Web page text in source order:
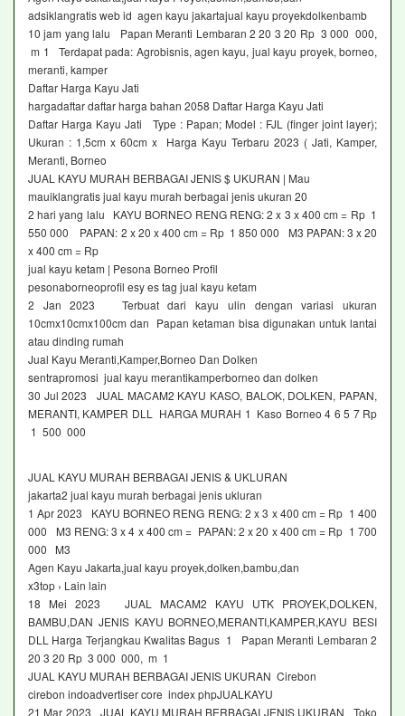
adsiklangratis web id agen kayu jakartajual kayu proyekdolkenbamb
10 jam yang lalu Papan Meranti Lembaran 2 20 3 20 Rp 3 000 000,
m 1 Terdapat pada: Agrobisnis, agen kayu, jual kayu proyek, borneo,
meranti, kamper
Daftar Harga Kayu Jati
hargadaftar daftar harga bahan 2058 Daftar Harga Kayu Jati
Daftar Harga Kayu Jati Type : Papan; Model : FJL (finger joint layer);
Ukuran : 1,5cm x 60cm x Harga Kayu Terbaru 2023 ( Jati, Kamper,
Meranti, Borneo
JUAL KAYU MURAH BERBAGAI JENIS $ UKURAN | Mau
mauiklangratis jual kayu murah berbagai jenis ukuran 20
2 hari yang lalu KAYU BORNEO RENG RENG: 2 x 3 x 400 cm = Rp 1
550 000 PAPAN: 2 x 20 x 400 cm = Rp 1 850 000 M3 PAPAN: 3 x 20
x 400 cm = Rp
jual kayu ketam | Pesona Borneo Profil
pesonaborneoprofil esy es tag jual kayu ketam
2 Jan 2023 Terbuat dari kayu ulin dengan variasi ukuran
10cmx10cmx100cm dan Papan ketaman bisa digunakan untuk lantai
atau dinding rumah
Jual Kayu Meranti,Kamper,Borneo Dan Dolken
sentrapromosi jual kayu merantikamperborneo dan dolken
30 Jul 2023 JUAL MACAM2 KAYU KASO, BALOK, DOLKEN, PAPAN,
MERANTI, KAMPER DLL HARGA MURAH 1 Kaso Borneo 4 6 5 7 Rp
1 500 000
JUAL KAYU MURAH BERBAGAI JENIS & UKLURAN
jakarta2 jual kayu murah berbagai jenis ukluran
1 Apr 2023 KAYU BORNEO RENG RENG: 2 x 3 x 400 cm = Rp 1 400
000 M3 RENG: 3 x 4 x 400 cm = PAPAN: 2 x 20 x 400 cm = Rp 1 700
000 M3
Agen Kayu Jakarta,jual kayu proyek,dolken,bambu,dan
x3top › Lain lain
18 Mei 2023 JUAL MACAM2 KAYU UTK PROYEK,DOLKEN,
BAMBU,DAN JENIS KAYU BORNEO,MERANTI,KAMPER,KAYU BESI
DLL Harga Terjangkau Kwalitas Bagus 1 Papan Meranti Lembaran 2
20 3 20 Rp 3 000 000, m 1
JUAL KAYU MURAH BERBAGAI JENIS UKURAN Cirebon
cirebon indoadvertiser core index phpJUALKAYU
21 Mar 2023 JUAL KAYU MURAH BERBAGAI JENIS UKURAN Toko